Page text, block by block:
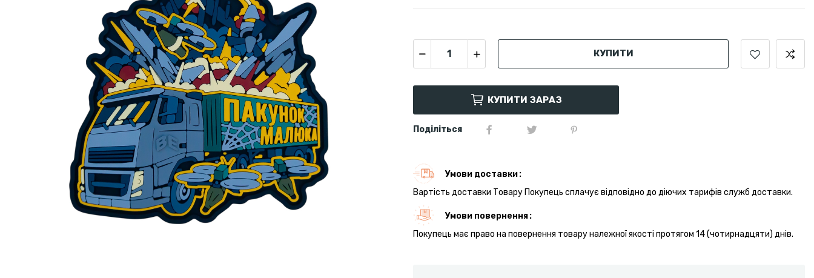
КУПИТИ
КУПИТИ ЗАРАЗ
Поділіться
Умови доставки
Вартість доставки Товару Покупець сплачує відповідно до діючих тарифів служб доставки.
Умови повернення
Покупець має право на повернення товару належної якості протягом 14 (чотирнадцяти) днів.